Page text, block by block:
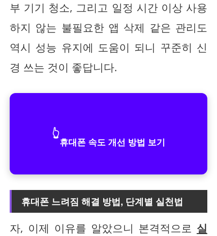
부 기기 청소, 그리고 일정 시간 이상 사용
하지 않는 불필요한 앱 삭제 같은 관리도
역시 성능 유지에 도움이 되니 꾸준히 신
경 쓰는 것이 좋답니다.
👆
휴대폰 속도 개선 방법 보기
휴대폰 느려짐 해결 방법, 단계별 실천법
자, 이제 이유를 알았으니 본격적으로 실